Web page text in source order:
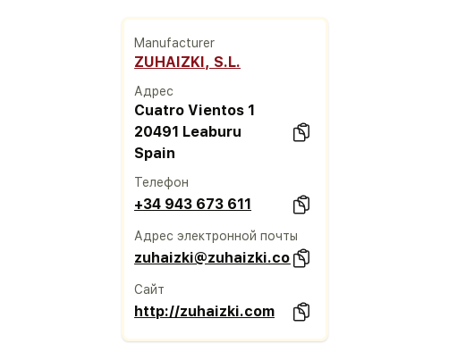
Manufacturer
ZUHAIZKI, S.L.
Адрес
Cuatro Vientos 1
20491 Leaburu
Spain
Телефон
+34 943 673 611
Адрес электронной почты
zuhaizki@zuhaizki.com
Сайт
http://zuhaizki.com